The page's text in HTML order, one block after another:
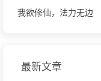
我欲修仙，法力无边
最新文章